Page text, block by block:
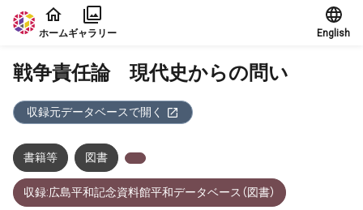
本文に飛ぶ
ホームギャラリー English
戦争責任論 現代史からの問い
収録元データベースで開く
書籍等 図書
収録:広島平和記念資料館平和データベース（図書）